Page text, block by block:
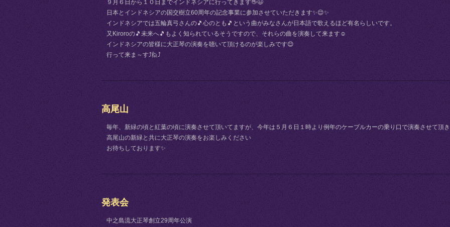
９月６日から１０日までインドネシアに行ってきます👋😃
日本とインドネシアの国交樹立60周年の記念事業に参加させていただきます✨😌✨
インドネシアでは五輪真弓さんの🎵心のとも🎵という曲がみなさんが日本語で歌えるほど有名らしいです。
又Kiroroの🎵未来へ🎵もよく知られているそうですので、それらの曲を演奏して来ます☺
インドネシアの皆様に大正琴の演奏を聴いて頂けるのが楽しみです😊
行って来ま～す⤴🙋⤴
高尾山
毎年、新緑の頃と紅葉の頃に演奏させて頂いてますが、今年は５月６日１時より例年のケーブルカーの乗り口で演奏させて頂
高尾山の新緑と共に大正琴の演奏をお楽しみください
お待ちしております✨
発表会
中之島流大正琴創立29周年公演